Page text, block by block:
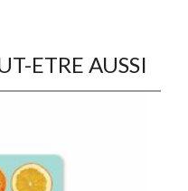
ETRE AUSSI